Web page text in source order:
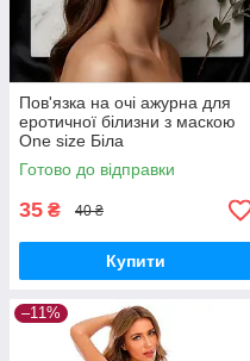
Пов'язка на очі ажурна для
еротичної білизни з маскою
One size Біла
Готово до відправки
35 ₴ 40 ₴
Купити
–11%